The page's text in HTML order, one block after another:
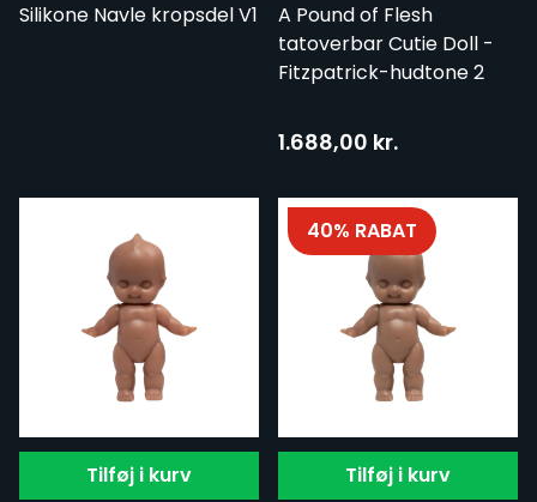
Silikone Navle kropsdel V1
A Pound of Flesh
tatoverbar Cutie Doll -
Fitzpatrick-hudtone 2
1.688,00 kr.
Tilføj i kurv Tilføj i kurv
40% RABAT